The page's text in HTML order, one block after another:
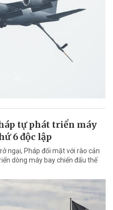
tự phát triển máy
6 độc lập
ngại, Pháp đối mặt với rào cản
dòng máy bay chiến đấu thế